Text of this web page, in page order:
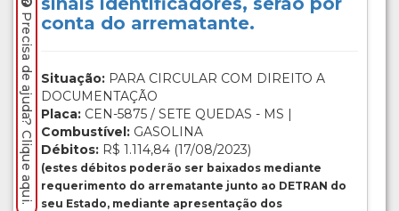
conta do arrematante.
Situação: PARA CIRCULAR COM DIREITO A
DOCUMENTAÇÃO
Placa: CEN-5875 / SETE QUEDAS - MS |
Combustível: GASOLINA
Débitos: R$ 1.114,84 (17/08/2023)
(estes débitos poderão ser baixados mediante
requerimento do arrematante junto ao DETRAN do
seu Estado, mediante apresentação dos
Precisa de ajuda? Clique aqui.